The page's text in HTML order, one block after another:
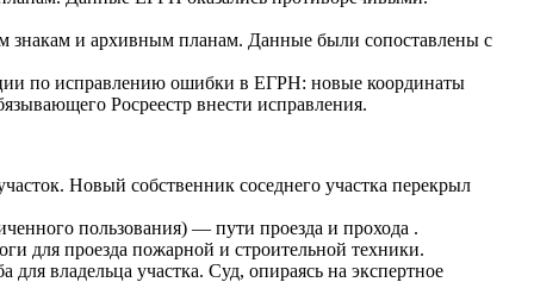
знакам и архивным планам. Данные были сопоставлены с
по исправлению ошибки в ЕГРН: новые координаты
Росреестр внести исправления.
Новый собственник соседнего участка перекрыл
пользования) — пути проезда и прохода .
для проезда пожарной и строительной техники.
владельца участка. Суд, опираясь на экспертное